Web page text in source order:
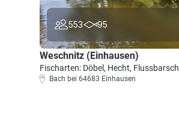
553 95
Weschnitz (Einhausen)
Fischarten: Döbel, Hecht,
Bach bei 64683 Einhausen